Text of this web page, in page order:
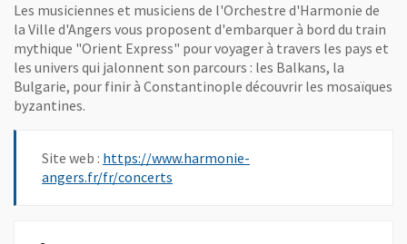
Les musiciennes et musiciens de l'Orchestre d'Harmonie de
la Ville d'Angers vous proposent d'embarquer à bord du train
mythique "Orient Express" pour voyager à travers les pays et
les univers qui jalonnent son parcours : les Balkans, la
Bulgarie, pour finir à Constantinople découvrir les mosaïques
byzantines.
Site web : https://www.harmonie-
angers.fr/fr/concerts